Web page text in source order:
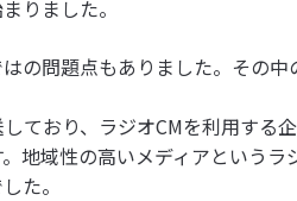
りました。
の問題点もありました。その
ており、ラジオCMを利用する
地域性の高いメディアというラ
た。